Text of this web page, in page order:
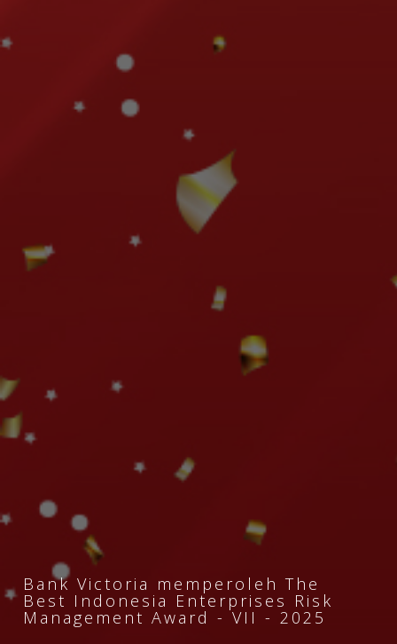
Bank Victoria memperoleh The
Best Indonesia Enterprises Risk
Management Award - VII - 2025